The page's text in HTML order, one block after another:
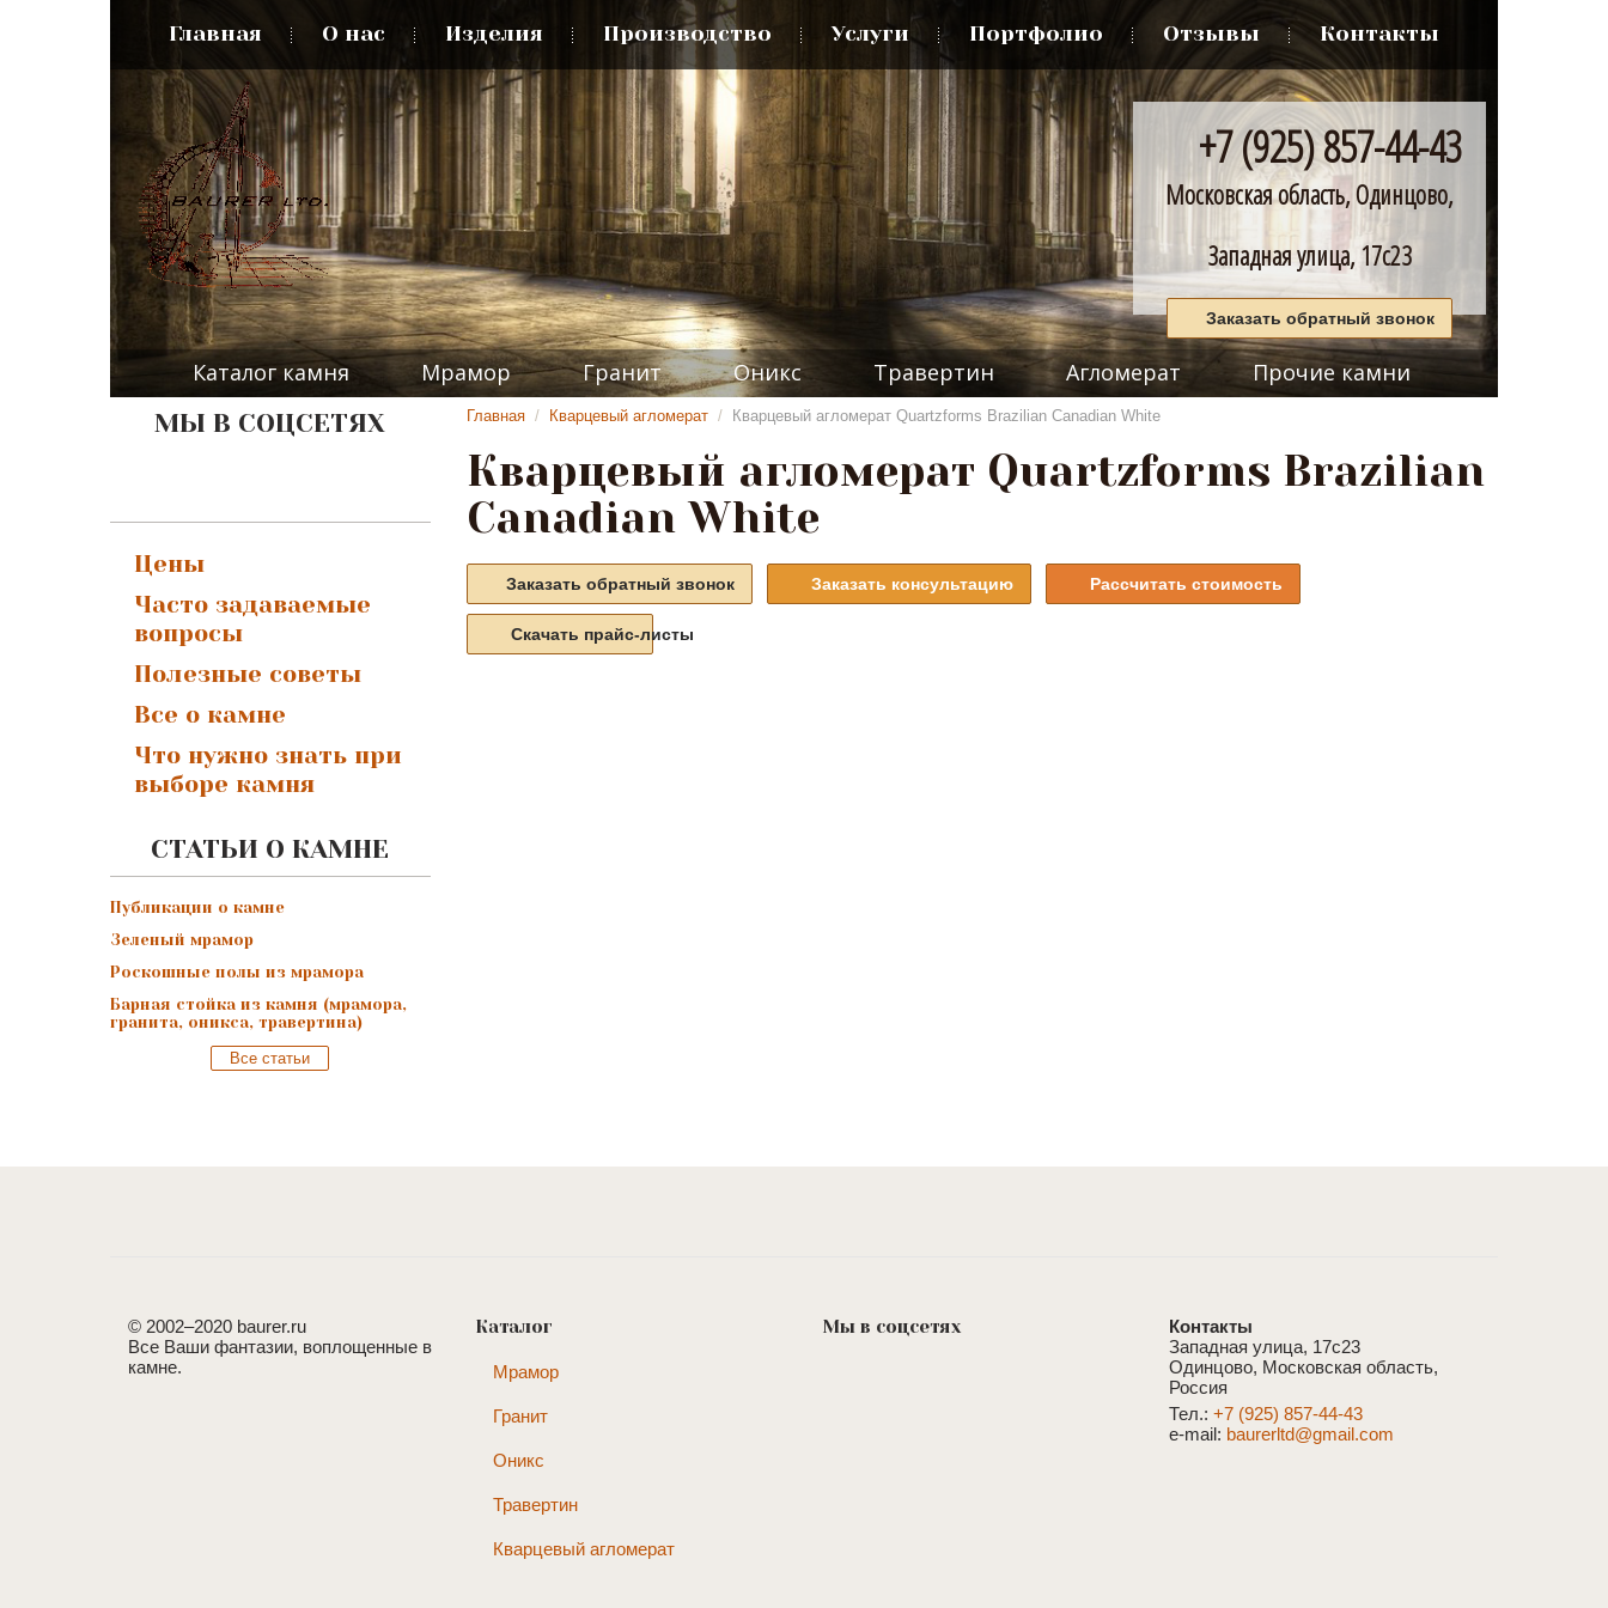
Главная О нас Изделия Производство Услуги Портфолио Отзывы Контакты
+7 (925) 857-44-43
Московская область, Одинцово,
Западная улица, 17с23
Заказать обратный звонок
Каталог камня Мрамор Гранит Оникс Травертин Агломерат Прочие камни
МЫ В СОЦСЕТЯХ
Цены
Часто задаваемые
вопросы
Полезные советы
Все о камне
Что нужно знать при
выборе камня
СТАТЬИ О КАМНЕ
Публикации о камне
Зеленый мрамор
Роскошные полы из мрамора
Барная стойка из камня (мрамора,
гранита, оникса, травертина)
Все статьи
Главная / Кварцевый агломерат / Кварцевый агломерат Quartzforms Brazilian Canadian White
Кварцевый агломерат Quartzforms Brazilian
Canadian White
Заказать обратный звонок Заказать консультацию Рассчитать стоимость
Скачать прайс-листы
© 2002–2020 baurer.ru
Все Ваши фантазии, воплощенные в
камне.
Контакты
Западная улица, 17с23
Одинцово, Московская область,
Россия
Тел.: +7 (925) 857-44-43
e-mail: baurerltd@gmail.com
Каталог
Мрамор
Гранит
Оникс
Травертин
Кварцевый агломерат
Мы в соцсетях